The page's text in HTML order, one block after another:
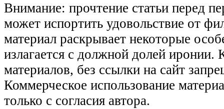
Внимание: прочтение статьи перед
может испортить удовольствие от
материал раскрывает некоторые
излагается с должной долей иронии.
материалов, без ссылки на сайт
Коммерческое использование
только с согласия автора.